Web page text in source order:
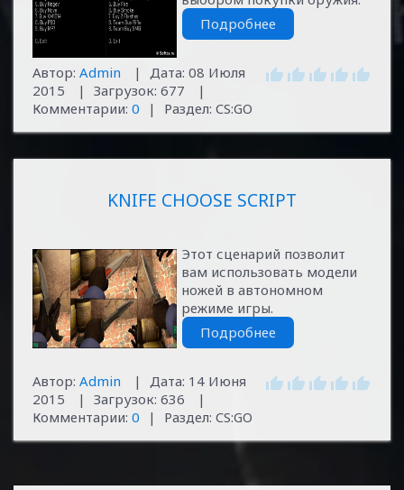
Подробнее
Автор: Admin | Дата: 08 Июля
2015
| Загрузок: 677
|
Комментарии: 0 | Раздел: CS:GO
KNIFE CHOOSE SCRIPT
Этот сценарий позволит
вам использовать модели
ножей в автономном
режиме игры.
Подробнее
Автор: Admin | Дата: 14 Июня
2015
| Загрузок: 636
|
Комментарии: 0 | Раздел: CS:GO